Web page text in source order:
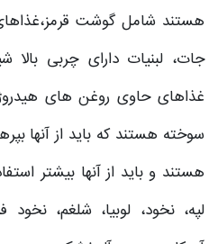
هستند شامل گوشت
جات، لبنیات دارای چربی
غذاهای حاوی روغن های
سوخته هستند که باید از آنها
هستند و باید از آنها بیشتر
لپه، نخود، لوبیا، شلغم، نخود